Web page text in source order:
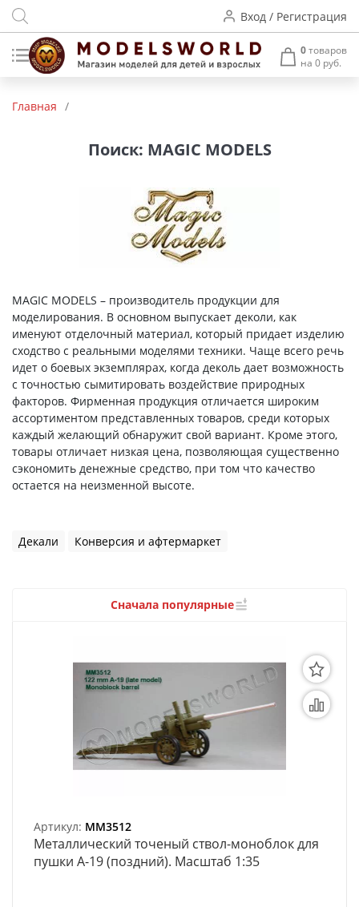
Вход / Регистрация
0товаров
на 0 руб.
Аккумуляторы и зарядные
Пластиковые модели
Архитектурные макеты
3D Модели
Модели из бумаги
Аэрографы и компрессоры
Инструмент для моделиста
Литература для моделиста
Специальные товары
Товары для школы
Модульное рабочее место
Органайзеры
Рабочая станция
Деревянные ламели
Главная /
Поиск: MAGIC MODELS
MAGIC MODELS – производитель продукции для
моделирования. В основном выпускает деколи, как
именуют отделочный материал, который придает изделию
сходство с реальными моделями техники. Чаще всего речь
идет о боевых экземплярах, когда деколь дает возможность
с точностью сымитировать воздействие природных
факторов. Фирменная продукция отличается широким
ассортиментом представленных товаров, среди которых
каждый желающий обнаружит свой вариант. Кроме этого,
товары отличает низкая цена, позволяющая существенно
сэкономить денежные средство, при том что качество
остается на неизменной высоте.
Декали Конверсия и афтермаркет
Сначала популярные
Артикул: MM3512
Металлический точеный ствол-моноблок для
пушки А-19 (поздний). Масштаб 1:35